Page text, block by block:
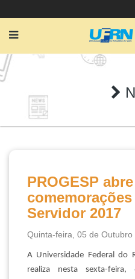
PROGESP
Servidor 2017
Quinta-feira, 05 de Outubro
A Universidade Federal do
realiza nesta sexta-